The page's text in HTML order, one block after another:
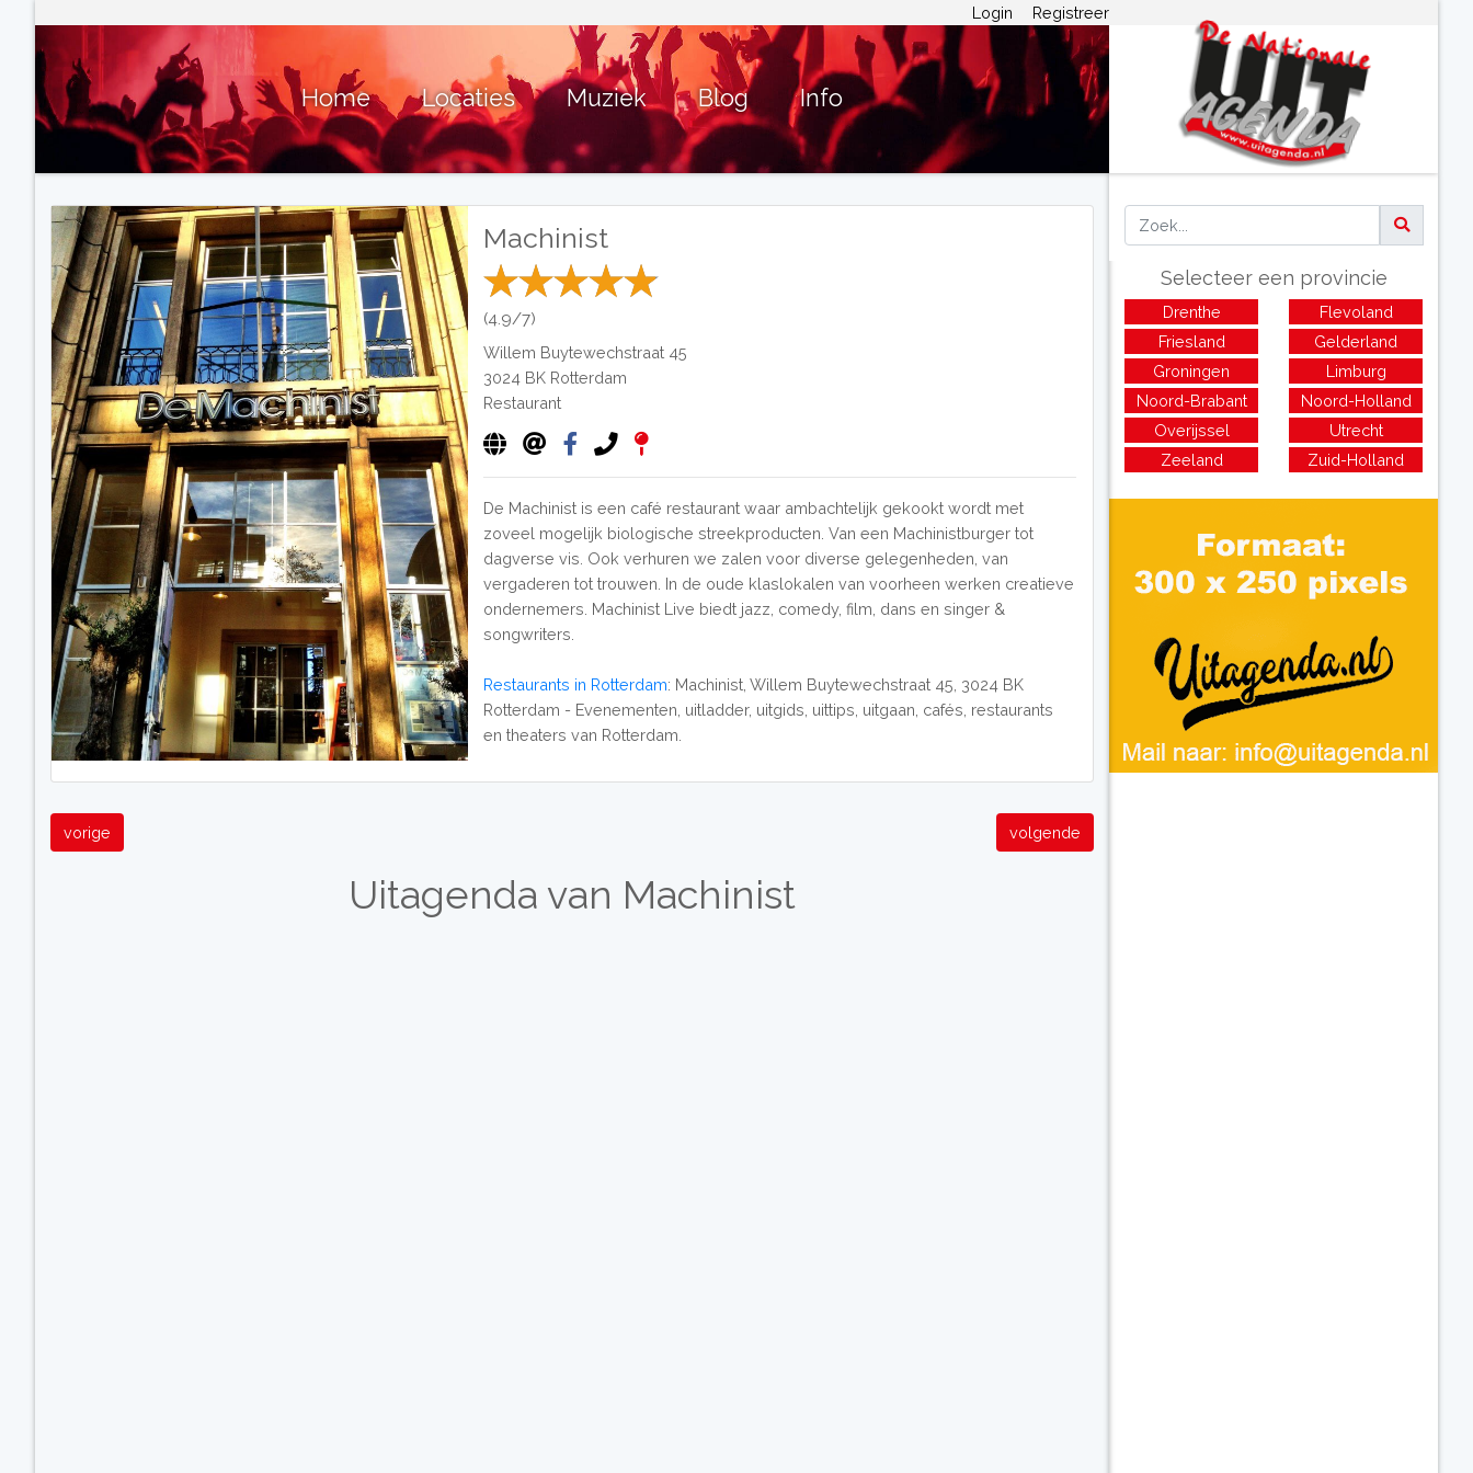
Login Registreer
Home Locaties Muziek Blog Info
Machinist
(4.9/7)
Willem Buytewechstraat 45
3024 BK Rotterdam
Restaurant
De Machinist is een café restaurant waar ambachtelijk gekookt wordt met
zoveel mogelijk biologische streekproducten. Van een Machinistburger tot
dagverse vis. Ook verhuren we zalen voor diverse gelegenheden, van
vergaderen tot trouwen. In de oude klaslokalen van voorheen werken creatieve
ondernemers. Machinist Live biedt jazz, comedy, film, dans en singer &
songwriters.
Restaurants in Rotterdam: Machinist, Willem Buytewechstraat 45, 3024 BK
Rotterdam - Evenementen, uitladder, uitgids, uittips, uitgaan, cafés, restaurants
en theaters van Rotterdam.
vorige volgende
Uitagenda van Machinist
Selecteer een provincie
Drenthe
Flevoland
Friesland
Gelderland
Groningen
Limburg
Noord-Brabant
Noord-Holland
Overijssel
Utrecht
Zeeland
Zuid-Holland